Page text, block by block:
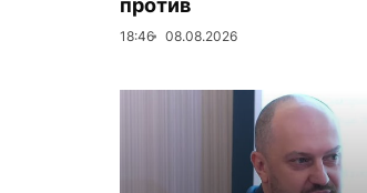
против
18:46 08.08.2026